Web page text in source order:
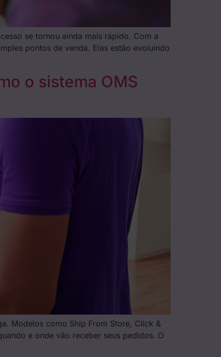
se tornou ainda mais rápido. Com a
pontos de venda. Elas estão evoluindo
o sistema OMS
Modelos como Ship From Store, Click &
e onde vão receber seus pedidos. O